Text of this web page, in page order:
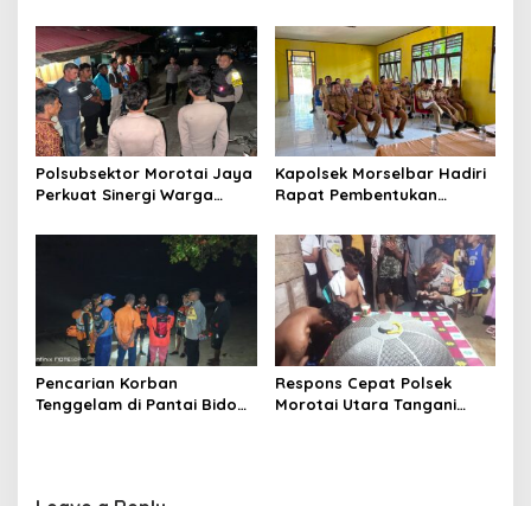
n
Sepakat Selesaikan
Persoalan Secara
Kekeluargaan
untuk Ketahanan Pangan
dan Kelestarian Lingkungan
Polsubsektor Morotai Jaya
Perkuat Sinergi Warga
Cegah Tawuran dan
Gangguan Kamtibmas
Kapolsek Morselbar Hadiri
Rapat Pembentukan
Kemerdekaan RI, Perkuat
Sinergi Lintas Sektor
Sukseskan Peringatan 17
Agustus 2026
Pencarian Korban
Tenggelam di Pantai Bido
Respons Cepat Polsek
Morotai Utara Tangani